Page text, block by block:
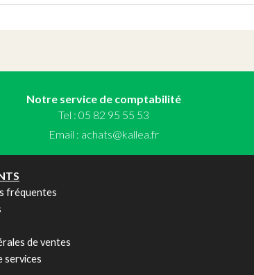
Notre service de comptabilité
Tel : 05 82 95 55 53
Email : achats@kallea.fr
fréquentes
de ventes
services